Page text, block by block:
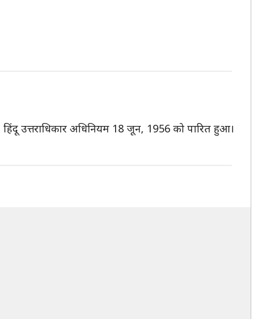
उत्तराधिकार अधिनियम 18 जून, 1956 को पारित हुआ।